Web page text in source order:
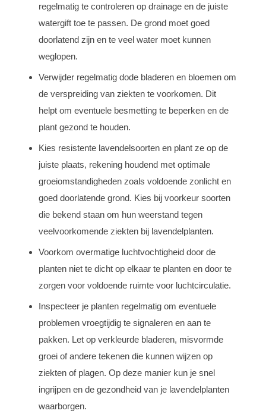
regelmatig te controleren op drainage en de juiste
watergift toe te passen. De grond moet goed
doorlatend zijn en te veel water moet kunnen
weglopen.
Verwijder regelmatig dode bladeren en bloemen om
de verspreiding van ziekten te voorkomen. Dit
helpt om eventuele besmetting te beperken en de
plant gezond te houden.
Kies resistente lavendelsoorten en plant ze op de
juiste plaats, rekening houdend met optimale
groeiomstandigheden zoals voldoende zonlicht en
goed doorlatende grond. Kies bij voorkeur soorten
die bekend staan om hun weerstand tegen
veelvoorkomende ziekten bij lavendelplanten.
Voorkom overmatige luchtvochtigheid door de
planten niet te dicht op elkaar te planten en door te
zorgen voor voldoende ruimte voor luchtcirculatie.
Inspecteer je planten regelmatig om eventuele
problemen vroegtijdig te signaleren en aan te
pakken. Let op verkleurde bladeren, misvormde
groei of andere tekenen die kunnen wijzen op
ziekten of plagen. Op deze manier kun je snel
ingrijpen en de gezondheid van je lavendelplanten
waarborgen.